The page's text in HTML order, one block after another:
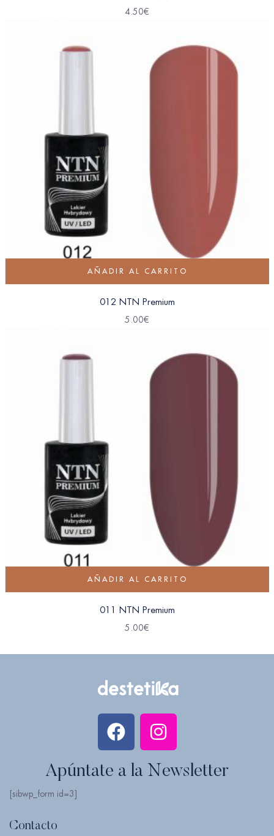
4.50€
AÑADIR AL CARRITO
012 NTN Premium
5.00€
AÑADIR AL CARRITO
011 NTN Premium
5.00€
Apúntate a la Newsletter
[sibwp_form id=3]
Contacto